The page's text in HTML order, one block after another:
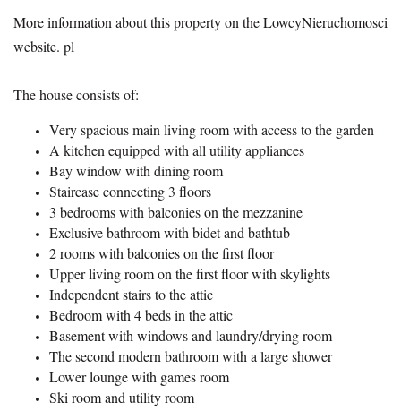
More information about this property on the LowcyNieruchomosci
website. pl
The house consists of:
Very spacious main living room with access to the garden
A kitchen equipped with all utility appliances
Bay window with dining room
Staircase connecting 3 floors
3 bedrooms with balconies on the mezzanine
Exclusive bathroom with bidet and bathtub
2 rooms with balconies on the first floor
Upper living room on the first floor with skylights
Independent stairs to the attic
Bedroom with 4 beds in the attic
Basement with windows and laundry/drying room
The second modern bathroom with a large shower
Lower lounge with games room
Ski room and utility room